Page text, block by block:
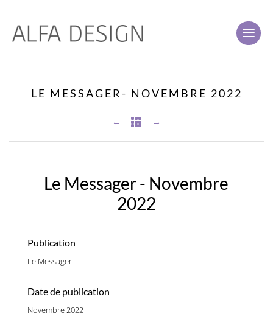
LE MESSAGER- NOVEMBRE 2022
← →

Le Messager - Novembre
2022
Publication
Le Messager
Date de publication
Novembre 2022